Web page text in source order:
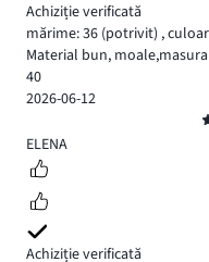
Achiziție verificată
mărime: 36 (potrivit) ,
Material bun,
40
2026-06-12
5
ELENA
Achiziție verificată